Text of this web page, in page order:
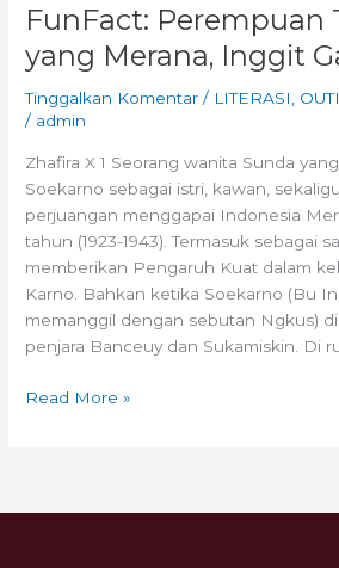
FunFact: Perempuan
yang Merana, Inggit
Tinggalkan Komentar / LITERASI,
/ admin
Zhafira X 1 Seorang wanita Sunda
Soekarno sebagai istri, kawan,
perjuangan menggapai Indonesia
tahun (1923-1943). Termasuk sebagai
memberikan Pengaruh Kuat dalam
Karno. Bahkan ketika Soekarno (Bu
memanggil dengan sebutan Ngkus)
penjara Banceuy dan Sukamiskin. Di
Read More »